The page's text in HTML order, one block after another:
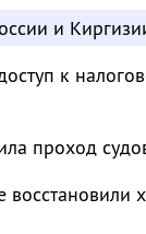
и
к
проход